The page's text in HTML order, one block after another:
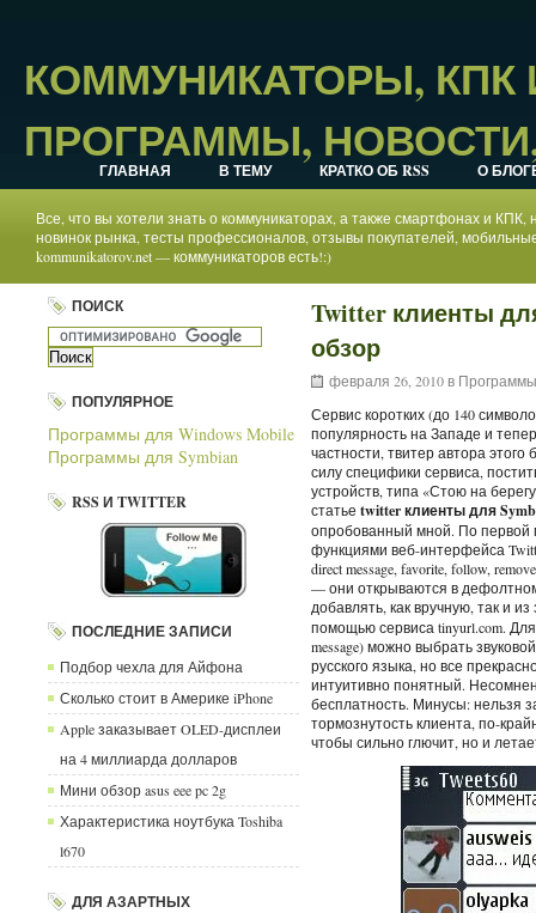
КОММУНИКАТОРЫ,
ПРОГРАММЫ,
ГЛАВНАЯ В ТЕМУ КРАТКО ОБ RSS О
Все, что вы хотели знать о коммуникаторах, а также смартфонах и
новинок рынка, тесты профессионалов, отзывы покупателей,
kommunikatorov.net — коммуникаторов есть!:)
ПОИСК
ПОПУЛЯРНОЕ
Программы для Windows Mobile
Программы для Symbian
RSS И TWITTER
ПОСЛЕДНИЕ ЗАПИСИ
Подбор чехла для Айфона
Сколько стоит в Америке iPhone
Apple заказывает OLED-дисплеи
на 4 миллиарда долларов
Мини обзор asus eee pc 2g
Характеристика ноутбука Toshiba
l670
ДЛЯ АЗАРТНЫХ
Twitter клиенты
обзор
февраля 26, 2010 в
Сервис коротких (до 140
популярность на Западе и
частности, твитер автора
силу специфики сервиса,
устройств, типа «Стою на
статье twitter клиенты для
опробованный мной. По первой
функциями веб-интерфейса
direct message, favorite, follow,
— они открываются в
добавлять, как вручную, так и
помощью сервиса tinyurl.com.
message) можно выбрать
русского языка, но все
интуитивно понятный.
бесплатность. Минусы: нельзя
тормознутость клиента, по-
чтобы сильно глючит, но и